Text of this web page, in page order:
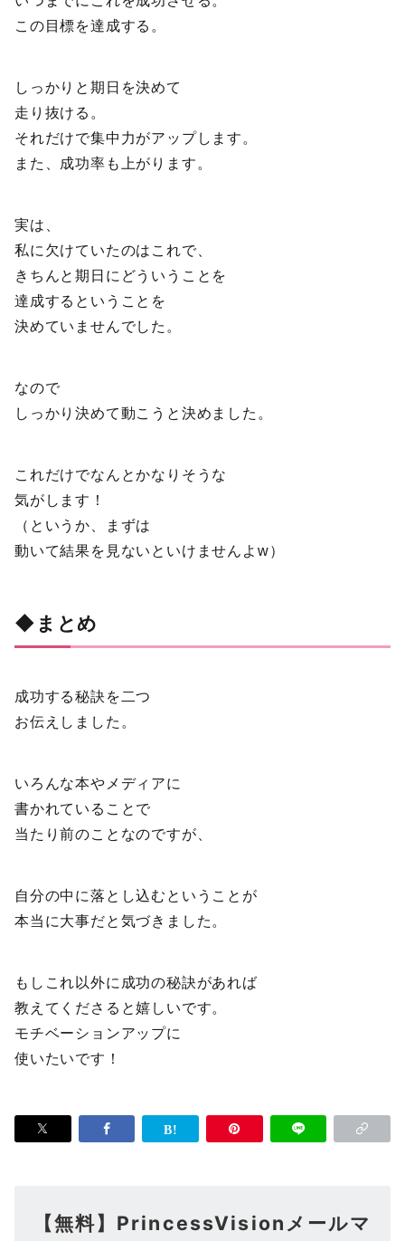
この目標を達成する。
しっかりと期日を決めて
走り抜ける。
それだけで集中力がアップします。
また、成功率も上がります。
実は、
私に欠けていたのはこれで、
きちんと期日にどういうことを
達成するということを
決めていませんでした。
なので
しっかり決めて動こうと決めました。
これだけでなんとかなりそうな
気がします！
（というか、まずは
動いて結果を見ないといけませんよw）
◆まとめ
成功する秘訣を二つ
お伝えしました。
いろんな本やメディアに
書かれていることで
当たり前のことなのですが、
自分の中に落とし込むということが
本当に大事だと気づきました。
もしこれ以外に成功の秘訣があれば
教えてくださると嬉しいです。
モチベーションアップに
使いたいです！
【無料】PrincessVisionメールマ